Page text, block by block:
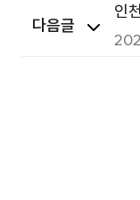
다음글
인
민